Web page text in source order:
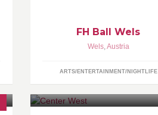
FH Ball Wels
Wels,Austria
ARTS/ENTERTAINMENT/NIGHTLIFE